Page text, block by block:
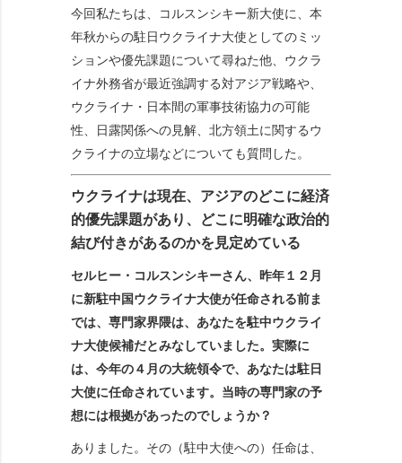
今回私たちは、コルスンシキー新大使に、本
年秋からの駐日ウクライナ大使としてのミッ
ションや優先課題について尋ねた他、ウクラ
イナ外務省が最近強調する対アジア戦略や、
ウクライナ・日本間の軍事技術協力の可能
性、日露関係への見解、北方領土に関するウ
クライナの立場などについても質問した。
ウクライナは現在、アジアのどこに経済
的優先課題があり、どこに明確な政治的
結び付きがあるのかを見定めている
セルヒー・コルスンシキーさん、昨年１２月
に新駐中国ウクライナ大使が任命される前ま
では、専門家界隈は、あなたを駐中ウクライ
ナ大使候補だとみなしていました。実際に
は、今年の４月の大統領令で、あなたは駐日
大使に任命されています。当時の専門家の予
想には根拠があったのでしょうか？
ありました。その（駐中大使への）任命は、